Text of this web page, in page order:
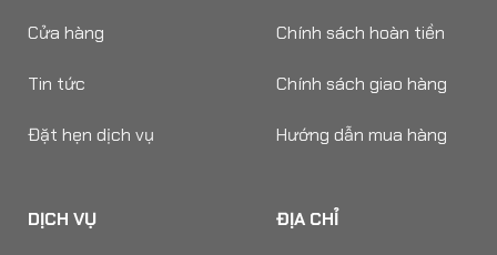
Cửa hàng
Tin tức
Đặt hẹn dịch vụ
Chính sách hoàn tiền
Chính sách giao hàng
Hướng dẫn mua hàng
DỊCH VỤ ĐỊA CHỈ